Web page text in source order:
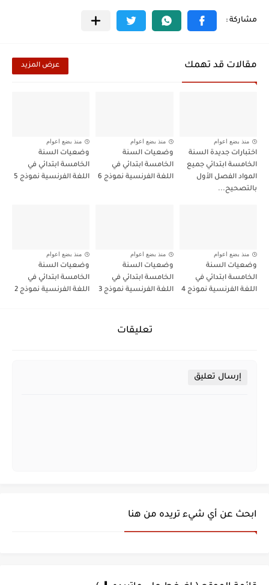
مقالات قد تهمك عرض المزيد
منذ بضع اعوام
اختبارات جديدة السنة
الخامسة ابتدائي جميع
المواد الفصل الأول
بالتصحيح...
منذ بضع اعوام
وضعيات السنة
الخامسة ابتدائي في
اللغة الفرنسية نموذج 6
منذ بضع اعوام
وضعيات السنة
الخامسة ابتدائي في
اللغة الفرنسية نموذج 5
منذ بضع اعوام
وضعيات السنة
الخامسة ابتدائي في
اللغة الفرنسية نموذج 4
منذ بضع اعوام
وضعيات السنة
الخامسة ابتدائي في
اللغة الفرنسية نموذج 3
منذ بضع اعوام
وضعيات السنة
الخامسة ابتدائي في
اللغة الفرنسية نموذج 2
تعليقات
إرسال تعليق
ابحث عن أي شيء تريده من هنا